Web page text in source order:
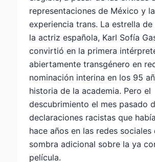
representaciones de México y la
experiencia trans. La estrella de
la actriz española, Karl Sofía
convirtió en la primera
abiertamente transgénero en
nominación interina en los 95
historia de la academia. Pero el
descubrimiento el mes pasado
declaraciones racistas que
hace años en las redes sociales
sombra adicional sobre la ya
película.